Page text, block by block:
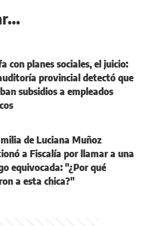
con planes sociales, el juicio:
provincial detectó que
subsidios a empleados
de Luciana Muñoz
a Fiscalía por llamar a una
equivocada: "¿Por qué
a esta chica?"